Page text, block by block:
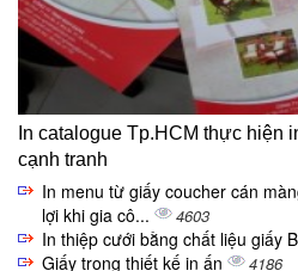
In catalogue Tp.HCM thực hiện
cạnh tranh
In menu từ giấy coucher cán
lợi khi gia cô...
4603
In thiệp cưới bằng chất liệu giấy
Giấy trong thiết kế in ấn 4186